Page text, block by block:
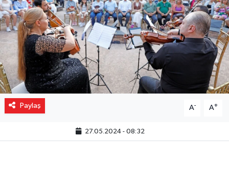
Paylaş A- A+
27.05.2024 - 08:32
Turizm